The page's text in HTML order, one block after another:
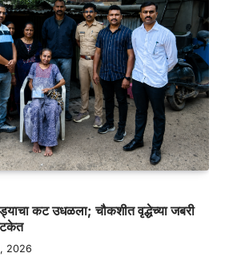
कट उधळला; चौकशीत वृद्धेच्या जबरी
2026